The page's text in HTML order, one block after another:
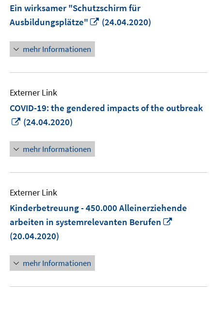
Ein wirksamer "Schutzschirm für
Ausbildungsplätze"
In
(24.04.2020)
mehr Informationen
Externer Link
COVID-19: the gendered impacts of the outbreak
In
Fenster
öffnen
(24.04.2020)
mehr Informationen
Externer Link
Kinderbetreuung - 450.000 Alleinerziehende
arbeiten in systemrelevanten Berufen
(20.04.2020)
mehr Informationen